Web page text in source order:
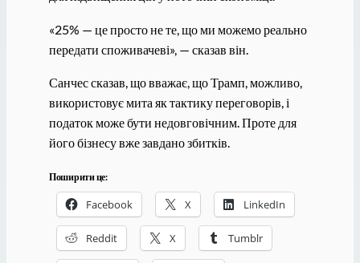
«25% — це просто не те, що ми можемо реально
передати споживачеві», — сказав він.
Санчес сказав, що вважає, що Трамп, можливо,
використовує мита як тактику переговорів, і
податок може бути недовговічним. Проте для
його бізнесу вже завдано збитків.
Поширити це:
Facebook X LinkedIn
Reddit X Tumblr